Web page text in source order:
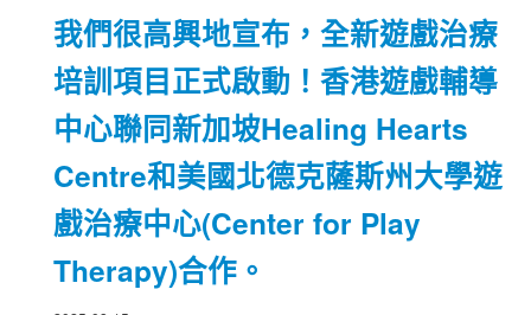
我們很高興地宣布，全新遊戲治療
培訓項目正式啟動！香港遊戲輔導
中心聯同新加坡Healing Hearts
Centre和美國北德克薩斯州大學遊
戲治療中心(Center for Play
Therapy)合作。